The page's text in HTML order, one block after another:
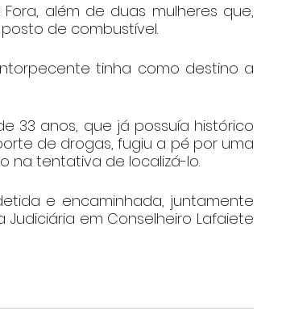
além de duas mulheres que,
de combustível.
tinha como destino a
33 anos, que já possuía histórico
de drogas, fugiu a pé por uma
na tentativa de localizá-lo.
e encaminhada, juntamente
em Conselheiro Lafaiete